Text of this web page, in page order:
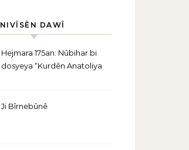
NIVÎSÊN DAWÎ
Hejmara 175an: Nûbihar bi
dosyeya “Kurdên Anatoliya
Ji Bîrnebûnê